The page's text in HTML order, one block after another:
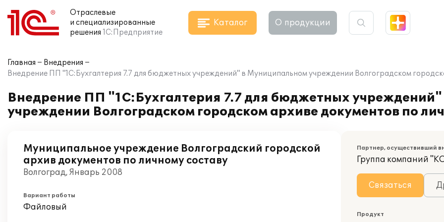
Отраслевые
и специализированные
решения 1С:Предприятие
Каталог О продукции
Главная
Внедрения
Внедрение ПП "1С:Бухгалтерия 7.7 для бюджетных учреждений" в Муниципальном учреждении Волгоградском
Внедрение ПП "1С:Бухгалтерия 7.7 для бюджетных
учреждении Волгоградском городском архиве документов по
Муниципальное учреждение Волгоградский городской
архив документов по личному составу
Волгоград, Январь 2008
Вариант работы
Файловый
Партнер, осуществивший
Группа компаний
Связаться
Продукт